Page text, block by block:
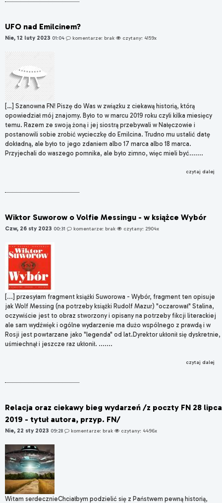
UFO nad Emilcinem?
Nie, 12 luty 2023 01:04 komentarze: brak czytany: 4159x
[…] Szanowna FN! Piszę do Was w związku z ciekawą historią, którą
opowiedział mój znajomy. Było to w marcu 2019 roku czyli kilka miesięcy
temu. Razem ze swoją żoną i jej siostrą przebywali w Nałęczowie i
postanowili sobie zrobić wycieczkę do Emilcina. Trudno mu ustalić datę
dokładną, ale było to jego zdaniem albo 17 marca albo 18 marca.
Przyjechali do waszego pomnika, ale było zimno, więc mieli być.......
czytaj dalej
Wiktor Suworow o Volfie Messingu - w książce Wybór
Czw, 26 sty 2023 00:31 komentarze: brak czytany: 2904x
[...] przesyłam fragment książki Suworowa - Wybór, fragment ten opisuje
jak Wolf Messing (na potrzeby książki Rudolf Mazur) "oczarował" Stalina,
oczywiście jest to obraz stworzony i opisany na potrzeby fikcji literackiej
ale sam wydźwięk i ogólne wydarzenie ma dużo wspólnego z prawdą i w
Rosji jest powtarzane jako "legenda" od lat.Dyrektor ukłonił się dyskretnie,
uśmiechnął i jeszcze raz ukłonił. .......
czytaj dalej
Relacja oraz ciekawy bieg wydarzeń /z poczty FN 28 lipca
2019 - tytuł autora, przyp. FN/
Nie, 22 sty 2023 09:28 komentarze: brak czytany: 4496x
Witam serdecznieChciałbym podzielić się z Państwem pewną historią,